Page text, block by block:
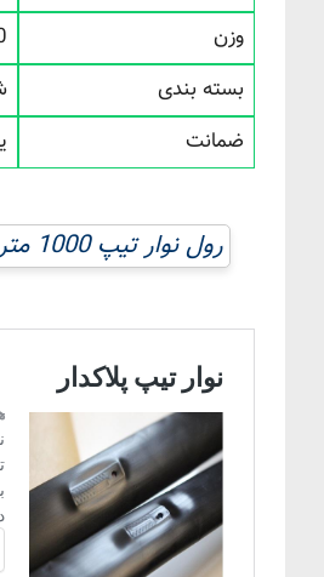
وزن
10
بسته بندی
ضمانت
رول نوار تیپ 1000 متری | 20 سانتیمتری